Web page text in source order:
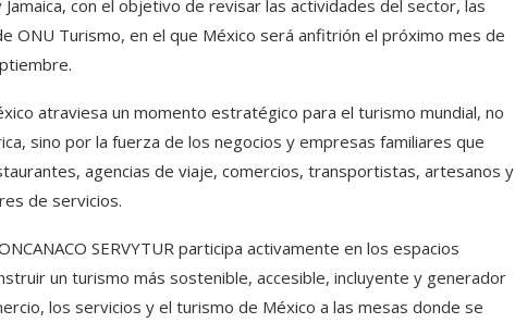
con el objetivo de revisar las actividades del sector, las
ONU Turismo, en el que México será anfitrión el próximo mes de
atraviesa un momento estratégico para el turismo mundial, no
sino por la fuerza de los negocios y empresas familiares que
agencias de viaje, comercios, transportistas, artesanos y
de servicios.
SERVYTUR participa activamente en los espacios
un turismo más sostenible, accesible, incluyente y generador
los servicios y el turismo de México a las mesas donde se